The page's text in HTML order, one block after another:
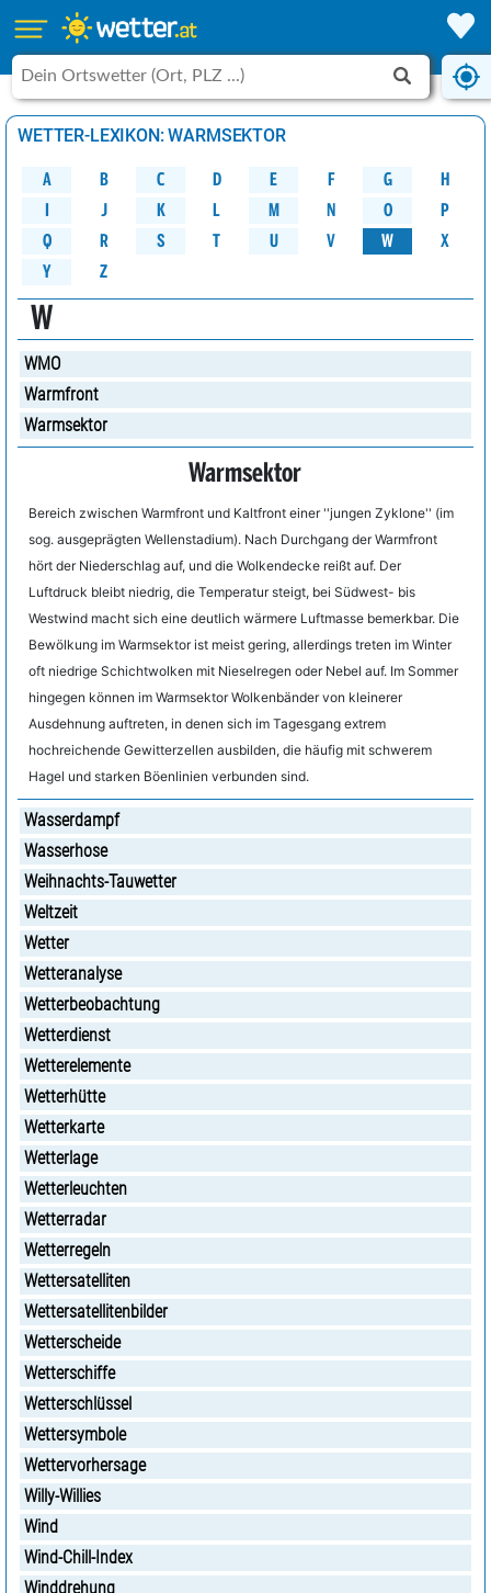
WETTER-LEXIKON: WARMSEKTOR
A B C D E F G H
J K L M N O
P
Q
R S T U V W X
Y Z
W
WMO
Warmfront
Warmsektor
Warmsektor
Bereich zwischen Warmfront und Kaltfront einer ''jungen Zyklone'' (im
sog. ausgeprägten Wellenstadium). Nach Durchgang der Warmfront
hört der Niederschlag auf, und die Wolkendecke reißt auf. Der
Luftdruck bleibt niedrig, die Temperatur steigt, bei Südwest- bis
Westwind macht sich eine deutlich wärmere Luftmasse bemerkbar. Die
Bewölkung im Warmsektor ist meist gering, allerdings treten im Winter
oft niedrige Schichtwolken mit Nieselregen oder Nebel auf. Im Sommer
hingegen können im Warmsektor Wolkenbänder von kleinerer
Ausdehnung auftreten, in denen sich im Tagesgang extrem
hochreichende Gewitterzellen ausbilden, die häufig mit schwerem
Hagel und starken Böenlinien verbunden sind.
Wasserdampf
Wasserhose
Weihnachts-Tauwetter
Weltzeit
Wetter
Wetteranalyse
Wetterbeobachtung
Wetterdienst
Wetterelemente
Wetterhütte
Wetterkarte
Wetterlage
Wetterleuchten
Wetterradar
Wetterregeln
Wettersatelliten
Wettersatellitenbilder
Wetterscheide
Wetterschiffe
Wetterschlüssel
Wettersymbole
Wettervorhersage
Willy-Willies
Wind
Wind-Chill-Index
Winddrehung